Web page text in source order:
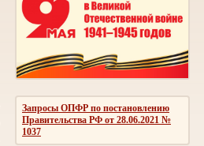
Запросы ОПФР по постановлению
Правительства РФ от 28.06.2021 №
1037